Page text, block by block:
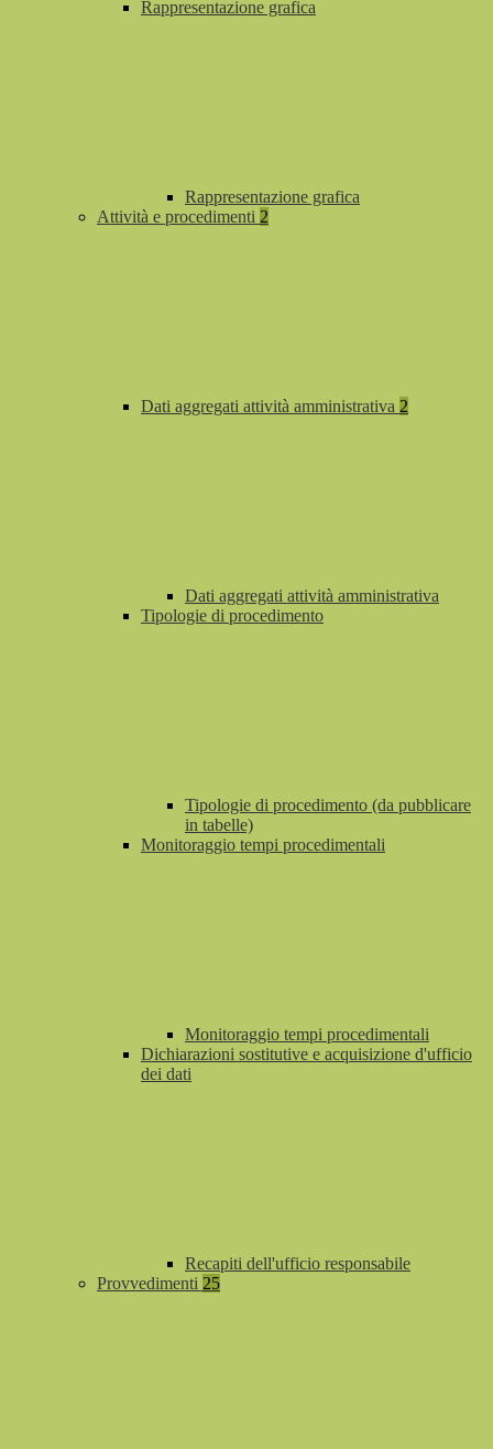
Rappresentazione grafica
Rappresentazione grafica
Attività e procedimenti 2
Dati aggregati attività amministrativa 2
Dati aggregati attività amministrativa
Tipologie di procedimento
Tipologie di procedimento (da pubblicare
in tabelle)
Monitoraggio tempi procedimentali
Monitoraggio tempi procedimentali
Dichiarazioni sostitutive e acquisizione d'ufficio
dei dati
Recapiti dell'ufficio responsabile
Provvedimenti 25